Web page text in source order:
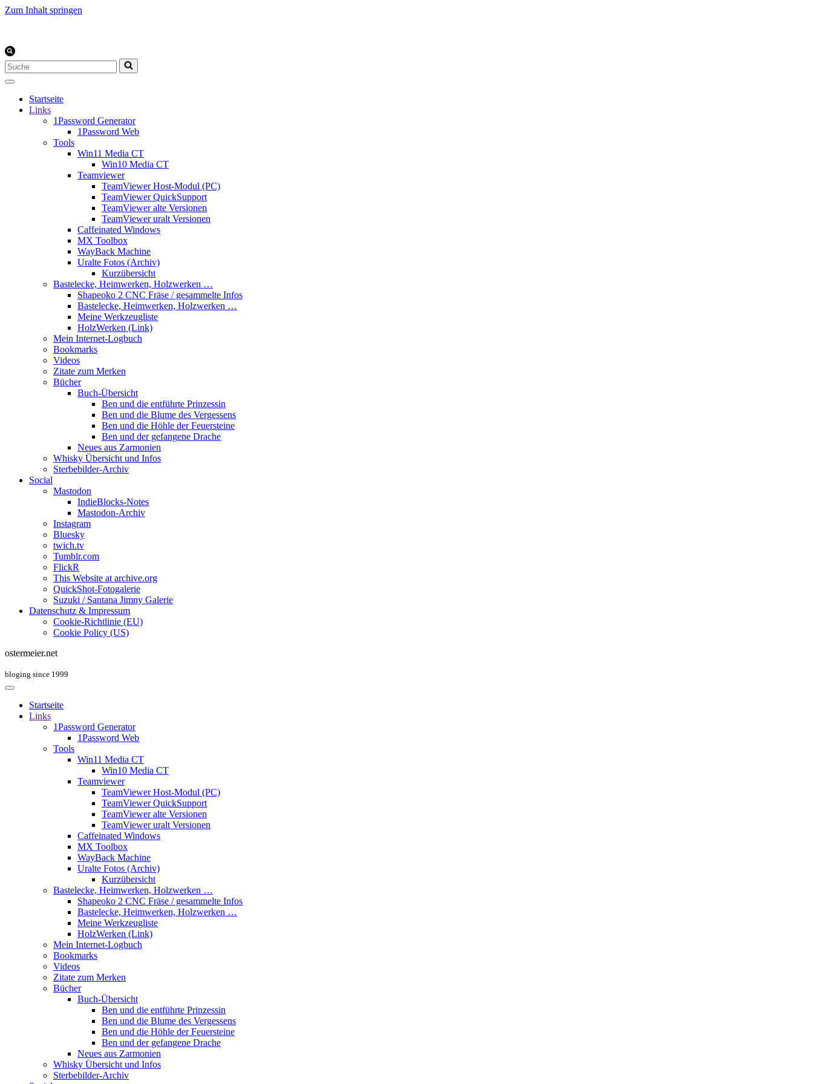
Zum Inhalt springen
Suchen
nach …
Startseite
Links
1Password Generator
1Password Web
Tools
Win11 Media CT
Win10 Media CT
Teamviewer
TeamViewer Host-Modul (PC)
TeamViewer QuickSupport
TeamViewer alte Versionen
TeamViewer uralt Versionen
Caffeinated Windows
MX Toolbox
WayBack Machine
Uralte Fotos (Archiv)
Kurzübersicht
Bastelecke, Heimwerken, Holzwerken …
Shapeoko 2 CNC Fräse / gesammelte Infos
Bastelecke, Heimwerken, Holzwerken …
Meine Werkzeugliste
HolzWerken (Link)
Mein Internet-Logbuch
Bookmarks
Videos
Zitate zum Merken
Bücher
Buch-Übersicht
Ben und die entführte Prinzessin
Ben und die Blume des Vergessens
Ben und die Höhle der Feuersteine
Ben und der gefangene Drache
Neues aus Zarmonien
Whisky Übersicht und Infos
Sterbebilder-Archiv
Social
Mastodon
IndieBlocks-Notes
Mastodon-Archiv
Instagram
Bluesky
twich.tv
Tumblr.com
FlickR
This Website at archive.org
QuickShot-Fotogalerie
Suzuki / Santana Jimny Galerie
Datenschutz & Impressum
Cookie-Richtlinie (EU)
Cookie Policy (US)
ostermeier.net
bloging since 1999
Startseite
Links
1Password Generator
1Password Web
Tools
Win11 Media CT
Win10 Media CT
Teamviewer
TeamViewer Host-Modul (PC)
TeamViewer QuickSupport
TeamViewer alte Versionen
TeamViewer uralt Versionen
Caffeinated Windows
MX Toolbox
WayBack Machine
Uralte Fotos (Archiv)
Kurzübersicht
Bastelecke, Heimwerken, Holzwerken …
Shapeoko 2 CNC Fräse / gesammelte Infos
Bastelecke, Heimwerken, Holzwerken …
Meine Werkzeugliste
HolzWerken (Link)
Mein Internet-Logbuch
Bookmarks
Videos
Zitate zum Merken
Bücher
Buch-Übersicht
Ben und die entführte Prinzessin
Ben und die Blume des Vergessens
Ben und die Höhle der Feuersteine
Ben und der gefangene Drache
Neues aus Zarmonien
Whisky Übersicht und Infos
Sterbebilder-Archiv